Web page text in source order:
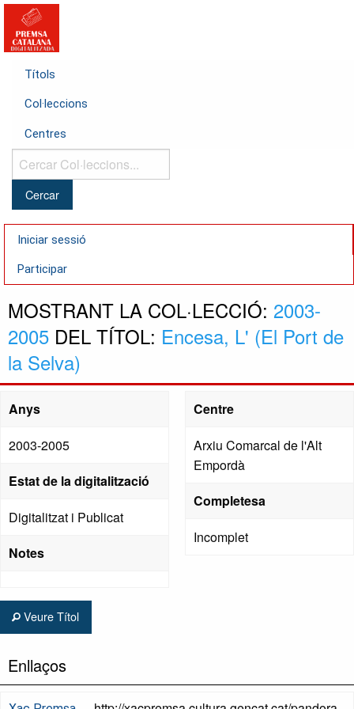
Títols
Col·leccions
Centres
Cercar
Col·leccions...
Iniciar sessió
Participar
MOSTRANT LA COL·LECCIÓ: 2003-
2005 DEL TÍTOL: Encesa, L' (El Port de
la Selva)
Anys
2003-2005
Estat de la digitalització
Digitalitzat i Publicat
Notes
Centre
Arxiu Comarcal de l'Alt
Empordà
Completesa
Incomplet
Veure Títol
Enllaços